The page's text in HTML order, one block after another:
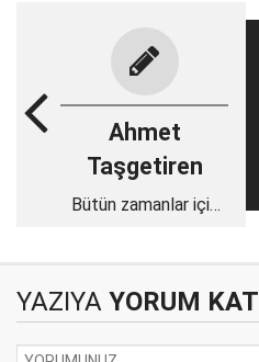
Ahmet
Taşgetiren
Bütün zamanlar için
YAZIYA YORUM KAT